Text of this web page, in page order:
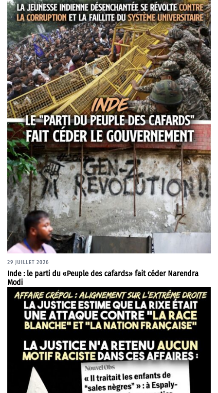
29 JUILLET 2026
Inde : le parti du «Peuple des cafards» fait céder Narendra
Modi